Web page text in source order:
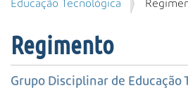
a
a
Educação Tecnológica
Regimento
Grupo Disciplinar de Educação